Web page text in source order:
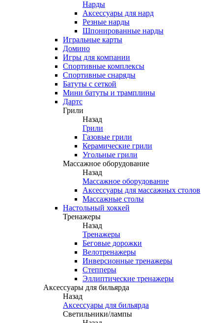
Нарды
Аксессуары для нард
Резные нарды
Шпонированные нарды
Игральные карты
Домино
Игры для компании
Спортивные комплексы
Спортивные снаряды
Батуты с сеткой
Мини батуты и трамплины
Дартс
Грили
Назад
Грили
Газовые грили
Керамические грили
Угольные грили
Массажное оборудование
Назад
Массажное оборудование
Аксессуары для массажных столов
Массажные столы
Настольный хоккей
Тренажеры
Назад
Тренажеры
Беговые дорожки
Велотренажеры
Инверсионные тренажеры
Степперы
Эллиптические тренажеры
Аксессуары для бильярда
Назад
Аксессуары для бильярда
Светильники/лампы